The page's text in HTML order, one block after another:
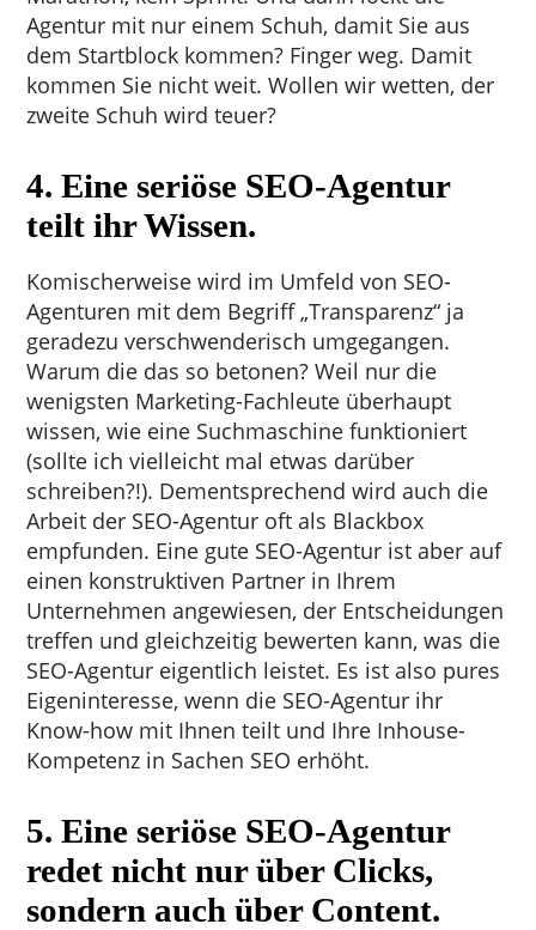
Agentur mit nur einem Schuh, damit Sie aus
dem Startblock kommen? Finger weg. Damit
kommen Sie nicht weit. Wollen wir wetten, der
zweite Schuh wird teuer?
4. Eine seriöse SEO-Agentur
teilt ihr Wissen.
Komischerweise wird im Umfeld von SEO-
Agenturen mit dem Begriff „Transparenz“ ja
geradezu verschwenderisch umgegangen.
Warum die das so betonen? Weil nur die
wenigsten Marketing-Fachleute überhaupt
wissen, wie eine Suchmaschine funktioniert
(sollte ich vielleicht mal etwas darüber
schreiben?!). Dementsprechend wird auch die
Arbeit der SEO-Agentur oft als Blackbox
empfunden. Eine gute SEO-Agentur ist aber auf
einen konstruktiven Partner in Ihrem
Unternehmen angewiesen, der Entscheidungen
treffen und gleichzeitig bewerten kann, was die
SEO-Agentur eigentlich leistet. Es ist also pures
Eigeninteresse, wenn die SEO-Agentur ihr
Know-how mit Ihnen teilt und Ihre Inhouse-
Kompetenz in Sachen SEO erhöht.
5. Eine seriöse SEO-Agentur
redet nicht nur über Clicks,
sondern auch über Content.